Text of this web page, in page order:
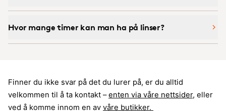
Hvor mange timer kan man ha på linser?
Finner du ikke svar på det du lurer på, er du alltid
velkommen til å ta kontakt –enten via våre nettsider, eller
ved å komme innom en av våre butikker.